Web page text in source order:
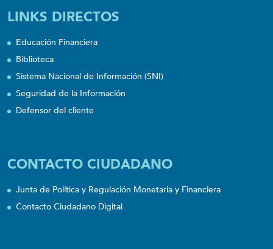
LINKS DIRECTOS
Educación Financiera
Biblioteca
Sistema Nacional de Información (SNI)
Seguridad de la Información
Defensor del cliente
CONTACTO CIUDADANO
Junta de Política y Regulación Monetaria y Financiera
Contacto Ciudadano Digital